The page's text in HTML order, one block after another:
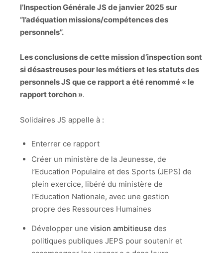
l’Inspection Générale JS de janvier 2025 sur
“l’adéquation missions/compétences des
personnels”.
Les conclusions de cette mission d’inspection sont
si désastreuses pour les métiers et les statuts des
personnels JS que ce rapport a été renommé « le
rapport torchon ».
Solidaires JS appelle à :
Enterrer ce rapport
Créer un ministère de la Jeunesse, de
l’Education Populaire et des Sports (JEPS) de
plein exercice, libéré du ministère de
l’Education Nationale, avec une gestion
propre des Ressources Humaines
Développer une vision ambitieuse des
politiques publiques JEPS pour soutenir et